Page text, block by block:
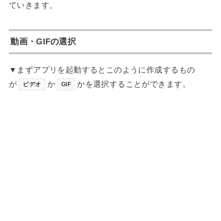
ていきます。
動画・GIFの選択
▼まずアプリを起動するとこのように作成するもの
が
ビデオ か GIF かを選択することができます。